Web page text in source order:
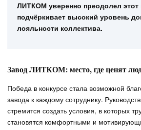
ЛИТКОМ уверенно преодолел этот
подчёркивает высокий уровень
лояльности коллектива.
Завод ЛИТКОМ: место, где ценят
Победа в конкурсе стала возможной
завода к каждому сотруднику.
стремится создать условия, в которых
становятся комфортными и